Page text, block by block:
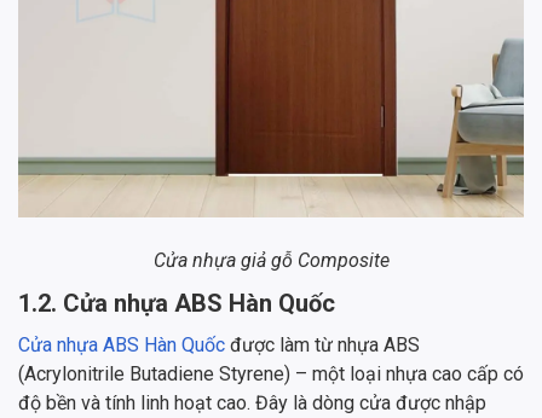
Cửa nhựa giả gỗ Composite
1.2. Cửa nhựa ABS Hàn Quốc
Cửa nhựa ABS Hàn Quốc được làm từ nhựa ABS
(Acrylonitrile Butadiene Styrene) – một loại nhựa cao cấp có
độ bền và tính linh hoạt cao. Đây là dòng cửa được nhập